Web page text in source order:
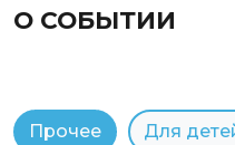
О СОБЫТИИ
Прочее Для